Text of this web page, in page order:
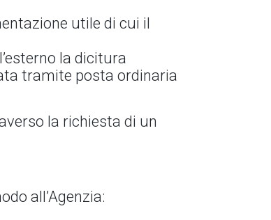
utile di cui il
la dicitura
tramite posta ordinaria
la richiesta di un
all’Agenzia: